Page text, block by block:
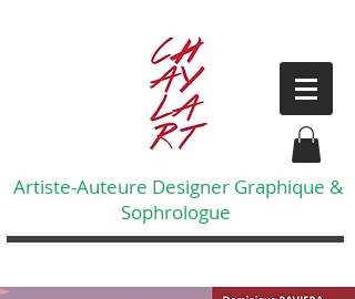
Artiste-Auteure Designer Graphique &
Sophrologue